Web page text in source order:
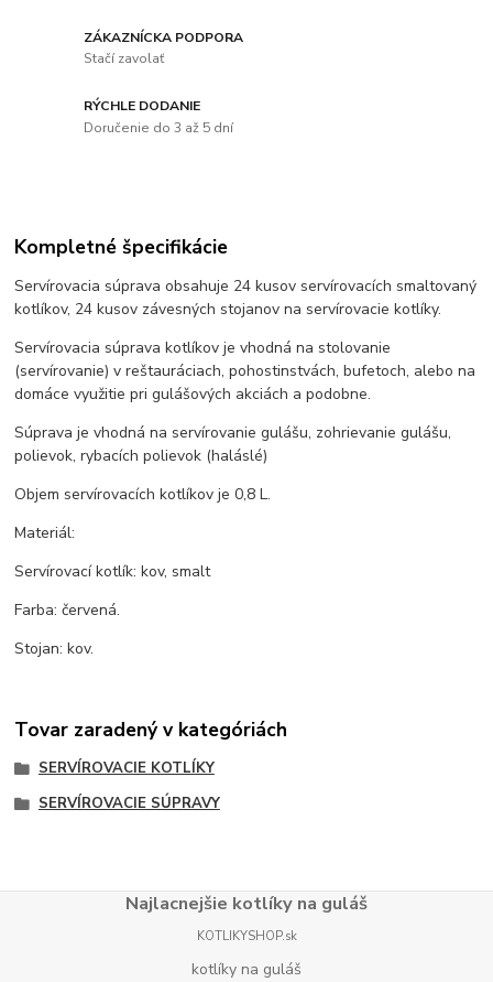
ZÁKAZNÍCKA PODPORA
Stačí zavolať
RÝCHLE DODANIE
Doručenie do 3 až 5 dní
Kompletné špecifikácie
Servírovacia súprava obsahuje 24 kusov servírovacích smaltovaný
kotlíkov, 24 kusov závesných stojanov na servírovacie kotlíky.
Servírovacia súprava kotlíkov je vhodná na stolovanie
(servírovanie) v reštauráciach, pohostinstvách, bufetoch, alebo na
domáce využitie pri gulášových akciách a podobne.
Súprava je vhodná na servírovanie gulášu, zohrievanie gulášu,
polievok, rybacích polievok (haláslé)
Objem servírovacích kotlíkov je 0,8 L.
Materiál:
Servírovací kotlík: kov, smalt
Farba: červená.
Stojan: kov.
Tovar zaradený v kategóriách
SERVÍROVACIE KOTLÍKY
SERVÍROVACIE SÚPRAVY
Najlacnejšie kotlíky na guláš
KOTLIKYSHOP.sk
kotlíky na guláš